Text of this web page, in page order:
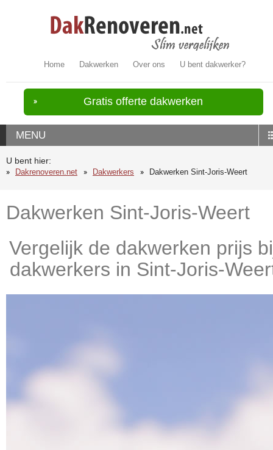
Home Dakwerken Over ons U bent dakwerker?
Gratis offerte dakwerken
MENU
U bent hier:
Dakrenoveren.net
Dakwerkers Dakwerken Sint-Joris-Weert
Dakwerken Sint-Joris-Weert
Vergelijk de dakwerken prijs
dakwerkers in Sint-Joris-